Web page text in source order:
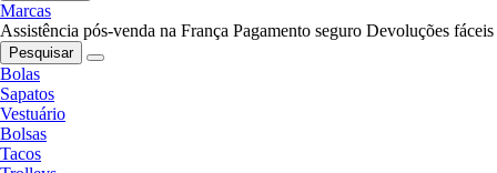
Marcas
Assistência pós-venda na França Pagamento seguro Devoluções fáceis
Pesquisar
Bolas
Sapatos
Vestuário
Bolsas
Tacos